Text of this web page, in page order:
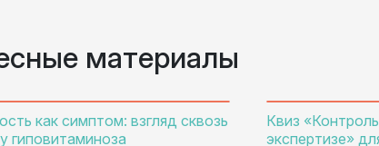
материалы
как симптом: взгляд сквозь
гиповитаминоза
Квиз
экспертизе»